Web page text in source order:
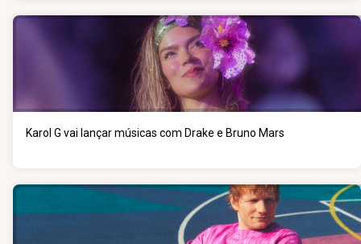
Karol G vai lançar músicas com Drake e Bruno Mars